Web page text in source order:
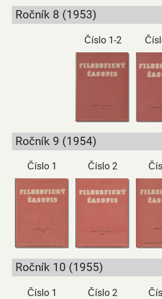
Ročník 8 (1953)
Číslo 1-2
Ročník 9 (1954)
Číslo 1 Číslo 2
Ročník 10 (1955)
Číslo 1 Číslo 2